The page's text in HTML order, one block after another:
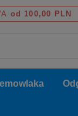
od 100,00 PLN